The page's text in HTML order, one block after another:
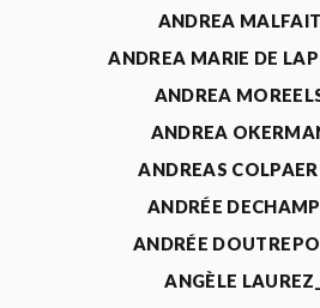
ANDREA
ANDREA MARIE DE
ANDREA
ANDREA
ANDREAS
ANDRÉE
ANDRÉE
ANGÈLE